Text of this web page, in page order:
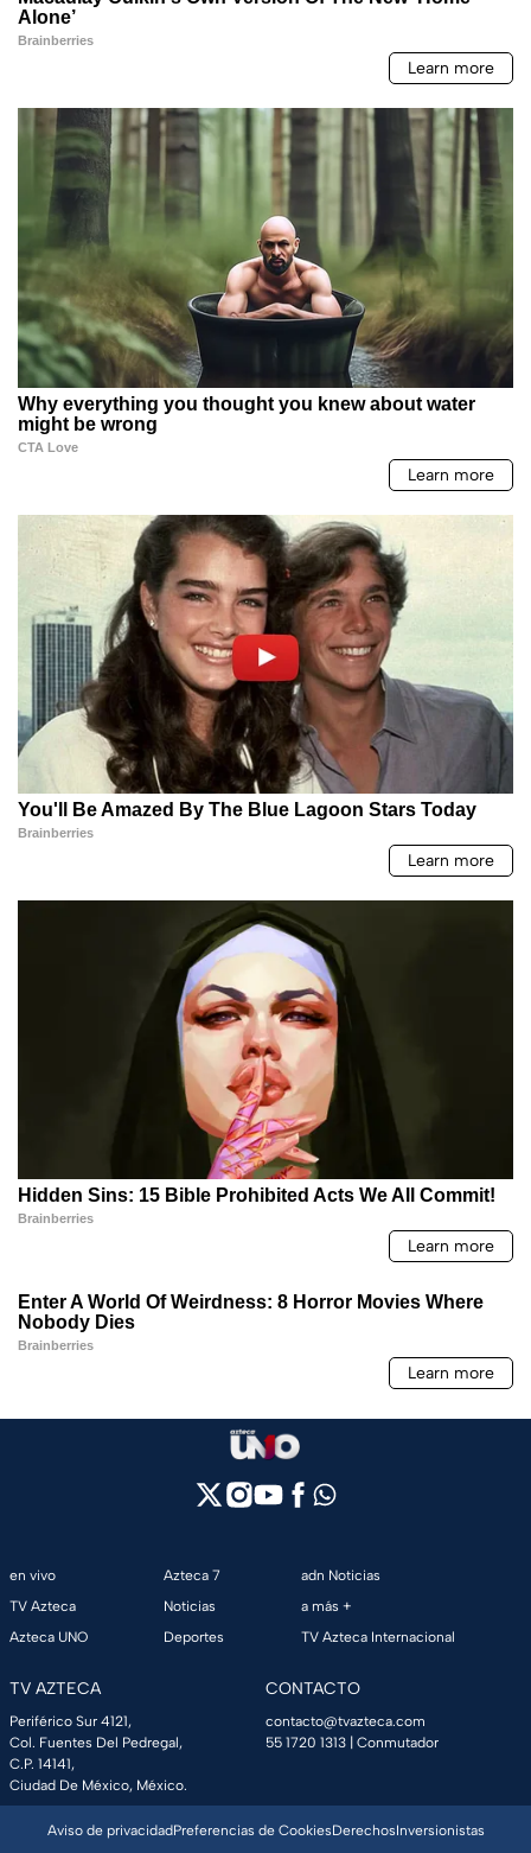
en vivo
TV Azteca
Azteca UNO
Azteca 7
Noticias
Deportes
adn Noticias
a más +
TV Azteca Internacional
TV AZTECA
Periférico Sur 4121,
Col. Fuentes Del Pedregal,
C.P. 14141,
Ciudad De México, México.
CONTACTO
contacto@tvazteca.com
55 1720 1313 | Conmutador
Aviso de privacidadPreferencias de CookiesDerechosInversionistas